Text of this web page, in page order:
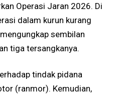
Operasi Jaran 2026. Di
dalam kurun kurang
sembilan
tiga tersangkanya.
tindak pidana
(ranmor). Kemudian,